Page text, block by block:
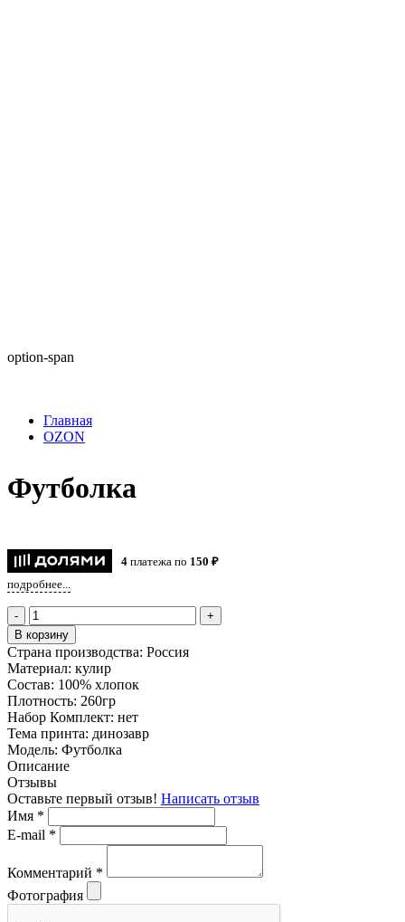
option-span
Главная
OZON
Футболка
4 платежа по 150 ₽
подробнее...
-
+
В корзину
Страна производства: Россия
Материал: кулир
Состав: 100% хлопок
Плотность: 260гр
Набор Комплект: нет
Тема принта: динозавр
Модель: Футболка
Описание
Отзывы
Оставьте первый отзыв! Написать отзыв
Имя *
E-mail *
Комментарий *
Фотография